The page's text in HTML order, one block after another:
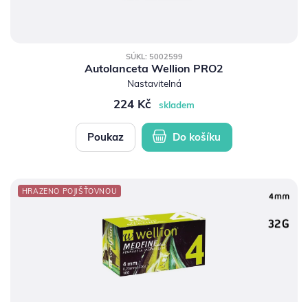
SÚKL: 5002599
Autolanceta Wellion PRO2
Nastavitelná
224 Kč skladem
Poukaz Do košíku
HRAZENO POJIŠŤOVNOU